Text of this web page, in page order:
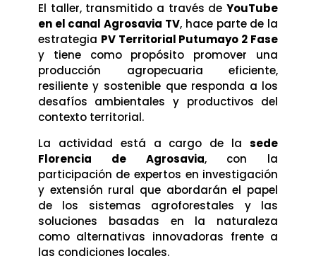
El taller, transmitido a través deYouTube
en el canal Agrosavia TV, hace parte de la
estrategia PV Territorial Putumayo 2 Fase
y tiene como propósito promover una
producción agropecuaria eficiente,
resiliente y sostenible que responda a los
desafíos ambientales y productivos del
contexto territorial.
La actividad está a cargo de lasede
Florencia de Agrosavia, con la
participación de expertos en investigación
y extensión rural que abordarán el papel
de los sistemas agroforestales y las
soluciones basadas en la naturaleza
como alternativas innovadoras frente a
las condiciones locales.